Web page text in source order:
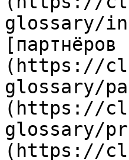
glossary/
(https://
glossary/
(https://
glossary/
(https://